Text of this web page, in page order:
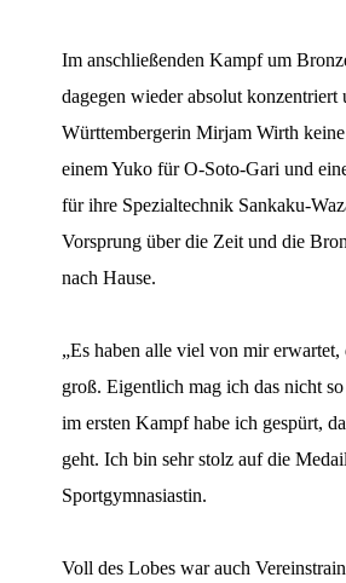
Im anschließenden Kampf um
dagegen wieder absolut konzentriert
Württembergerin Mirjam Wirth
einem Yuko für O-Soto-Gari und
für ihre Spezialtechnik Sankaku-
Vorsprung über die Zeit und die
nach Hause.
„Es haben alle viel von mir
groß. Eigentlich mag ich das nicht
im ersten Kampf habe ich gespürt,
geht. Ich bin sehr stolz auf die
Sportgymnasiastin.
Voll des Lobes war auch